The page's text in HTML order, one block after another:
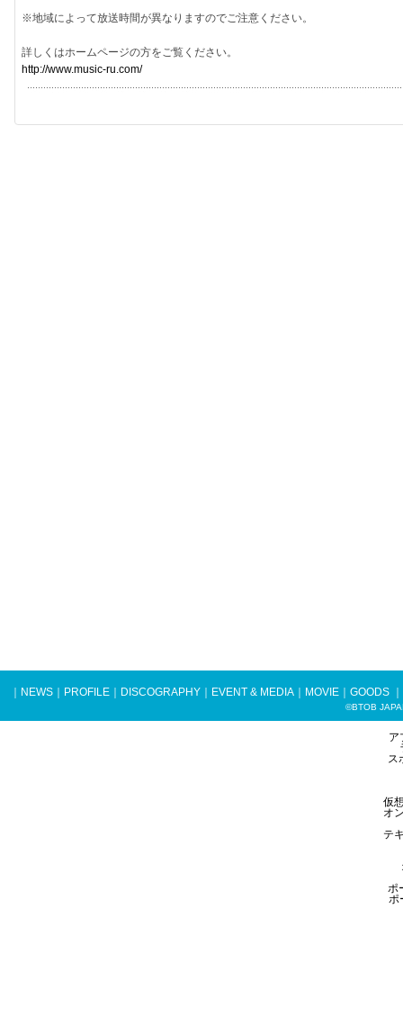
※地域によって放送時間が異なりますのでご注意ください。
詳しくはホームページの方をご覧ください。
http://www.music-ru.com/
NEWS PROFILE DISCOGRAPHY EVENT & MEDIA MOVIE GOODS
©BTOB
ア
ス
仮
オ
テ
ポ
ポ